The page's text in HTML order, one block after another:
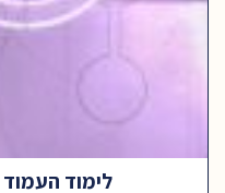
לימוד